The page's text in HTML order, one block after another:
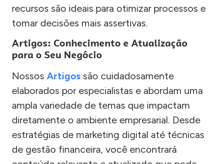
recursos são ideais para otimizar processos e
tomar decisões mais assertivas.
Artigos: Conhecimento e Atualização
para o Seu Negócio
Nossos Artigos são cuidadosamente
elaborados por especialistas e abordam uma
ampla variedade de temas que impactam
diretamente o ambiente empresarial. Desde
estratégias de marketing digital até técnicas
de gestão financeira, você encontrará